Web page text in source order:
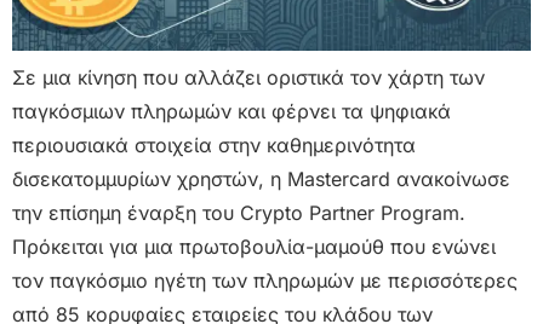
Σε μια κίνηση που αλλάζει οριστικά τον χάρτη των
παγκόσμιων πληρωμών και φέρνει τα ψηφιακά
περιουσιακά στοιχεία στην καθημερινότητα
δισεκατομμυρίων χρηστών, η Mastercard ανακοίνωσε
την επίσημη έναρξη του Crypto Partner Program.
Πρόκειται για μια πρωτοβουλία-μαμούθ που ενώνει
τον παγκόσμιο ηγέτη των πληρωμών με περισσότερες
από 85 κορυφαίες εταιρείες του κλάδου των